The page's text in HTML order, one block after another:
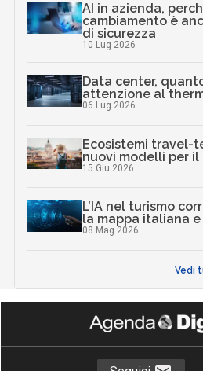
AI in azienda,
cambiamento è
di sicurezza
10 Lug 2026
Data center,
attenzione al
06 Lug 2026
Ecosistemi travel-
nuovi modelli per il
15 Giu 2026
L’IA nel turismo
la mappa italiana
08 Mag 2026
Vedi